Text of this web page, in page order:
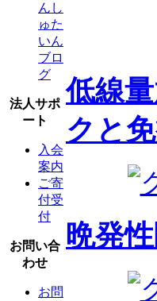
んし
ゅた
いん
ブロ
グ
法人サポ
ート
入会
案内
ご寄
付受
付
お問い合
わせ
お問
低線
クと
晩発